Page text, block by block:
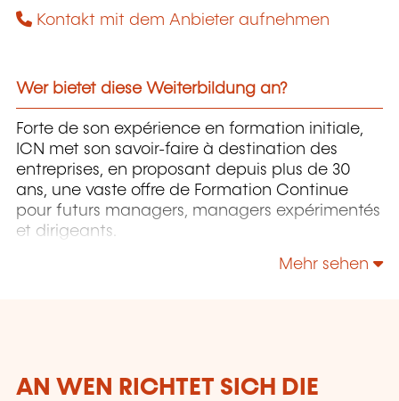
Kontakt mit dem Anbieter aufnehmen
Wer bietet diese Weiterbildung an?
Forte de son expérience en formation initiale,
ICN met son savoir-faire à destination des
entreprises, en proposant depuis plus de 30
ans, une vaste offre de Formation Continue
pour futurs managers, managers expérimentés
et dirigeants.
Mehr sehen
AN WEN RICHTET SICH DIE